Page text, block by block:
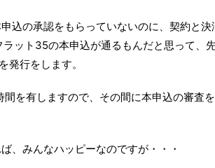
込の承認をもらっていないのに、契約と決
ット35の本申込が通るもんだと思って、
発行をします。
を有しますので、その間に本申込の審査
、みんなハッピーなのですが・・・